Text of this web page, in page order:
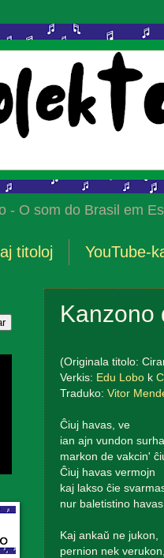
- O som do Brasil em
titoloj YouTube-
Kanzono
(Originala titolo:
Verkis: Edu Lobok
Traduko: Vitor
Ĉiuj havas, ve
ian ajn vundon
markon de vakcin'
Ĉiuj havas vermojn
kaj lakso ĉie
nur baletistino havas
Kaj ankaŭ ne jukon,
pernion nek verukon,